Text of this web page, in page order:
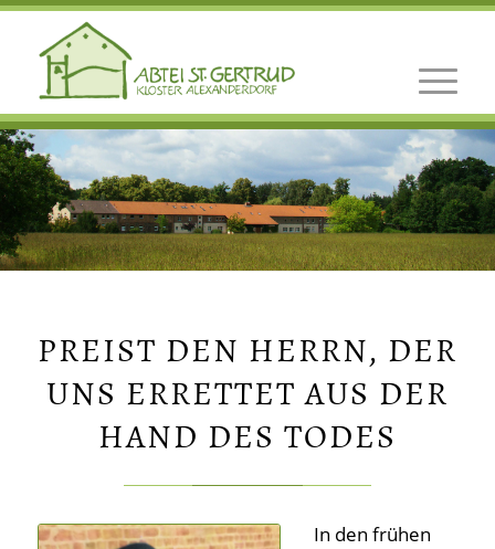
PREIST DEN HERRN, DER
UNS ERRETTET AUS DER
HAND DES TODES
In den frühen